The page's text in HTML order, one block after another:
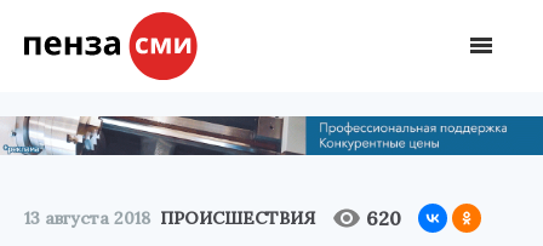
13 августа 2018 ПРОИСШЕСТВИЯ 620